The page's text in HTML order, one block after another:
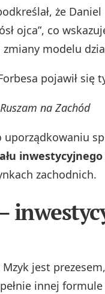
że Daniel
ojca”, co
modelu
pojawił się
na Zachód
uporządkowaniu
inwestycyjnego
zachodnich.
jest
innej